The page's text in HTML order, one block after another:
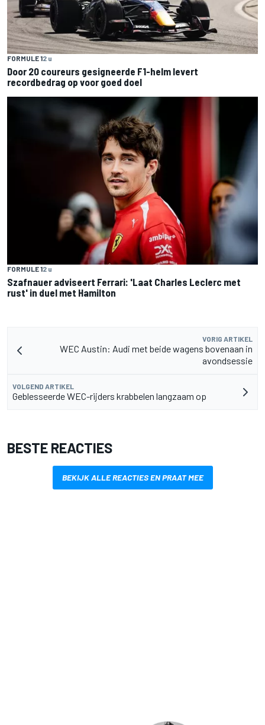
FORMULE 12 u
Door 20 coureurs gesigneerde F1-helm levert
recordbedrag op voor goed doel
FORMULE 12 u
Szafnauer adviseert Ferrari: 'Laat Charles Leclerc met
rust' in duel met Hamilton
VORIG ARTIKEL
WEC Austin: Audi met beide wagens bovenaan in
avondsessie
VOLGEND ARTIKEL
Geblesseerde WEC-rijders krabbelen langzaam op
BESTE REACTIES
BEKIJK ALLE REACTIES EN PRAAT MEE